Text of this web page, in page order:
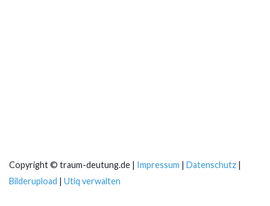
Copyright © traum-deutung.de | Impressum | Datenschutz |
Bilderupload | Utiq verwalten